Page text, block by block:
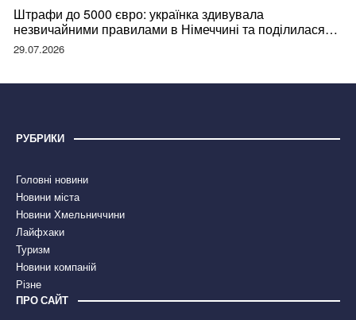
Штрафи до 5000 євро: українка здивувала
незвичайними правилами в Німеччині та поділилася
правдою
29.07.2026
РУБРИКИ
Головні новини
Новини міста
Новини Хмельниччини
Лайфхаки
Туризм
Новини компаній
Різне
ПРО САЙТ